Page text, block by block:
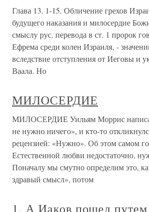
Глава 13. 1-15. Обличение грехов
будущего наказания и милосердие
смыслу рус. перевода в ст. 1 пророк
Ефрема среди колен Израиля, -
вследствие отступления от Иеговы и
Ваала. Но
МИЛОСЕРДИЕ
МИЛОСЕРДИЕ Уильям Моррис
не нужно ничего», и кто-то
рецензией: «Нужно». Об этом самом
Естественной любви недостаточно,
Поначалу мы смутно определим это,
здравый смысл», потом
1. А Иаков пошел